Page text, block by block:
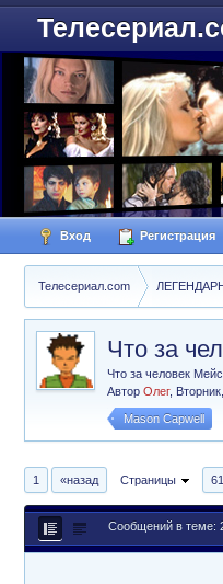
Вход Регистрация
Телесериал.com
Что за
Что за человек
Автор Олег,
Mason Capwell
1 «назад Страницы 61
Сообщений в теме: